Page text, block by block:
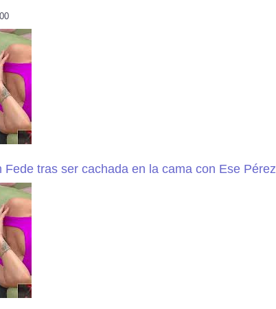
tras ser cachada en la cama con Ese Pérez